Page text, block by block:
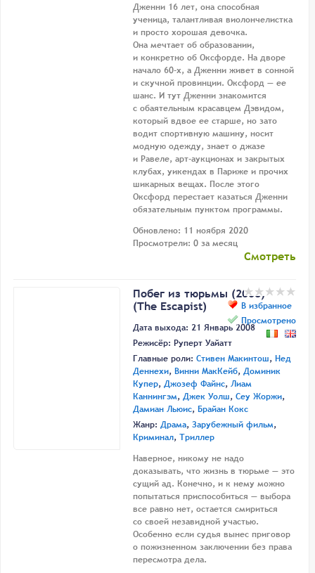
Дженни 16 лет, она способная
ученица, талантливая виолончелистка
и просто хорошая девочка.
Она мечтает об образовании,
и конкретно об Оксфорде. На дворе
начало 60-х, а Дженни живет в сонной
и скучной провинции. Оксфорд — ее
шанс. И тут Дженни знакомится
с обаятельным красавцем Дэвидом,
который вдвое ее старше, но зато
водит спортивную машину, носит
модную одежду, знает о джазе
и Равеле, арт-аукционах и закрытых
клубах, уикендах в Париже и прочих
шикарных вещах. После этого
Оксфорд перестает казаться Дженни
обязательным пунктом программы.
Обновлено: 11 ноября 2020
Просмотрели: 0 за месяц
Смотреть
В избранное
Просмотрено
Побег из тюрьмы (2008)
(The Escapist)
Дата выхода: 21 Январь 2008
Режисёр: Руперт Уайатт
Главные роли: Стивен Макинтош, Нед
Деннехи, Винни МакКейб, Доминик
Купер, Джозеф Файнс, Лиам
Каннингэм, Джек Уолш, Сеу Жоржи,
Дамиан Льюис, Брайан Кокс
Жанр: Драма, Зарубежный фильм,
Криминал, Триллер
Наверное, никому не надо
доказывать, что жизнь в тюрьме — это
сущий ад. Конечно, и к нему можно
попытаться приспособиться — выбора
все равно нет, остается смириться
со своей незавидной участью.
Особенно если судья вынес приговор
о пожизненном заключении без права
пересмотра дела.